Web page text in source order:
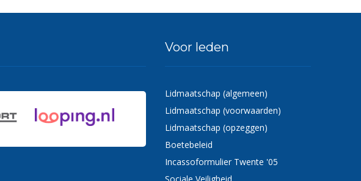
Voor leden
Lidmaatschap (algemeen)
Lidmaatschap (voorwaarden)
Lidmaatschap (opzeggen)
Boetebeleid
Incassoformulier Twente '05